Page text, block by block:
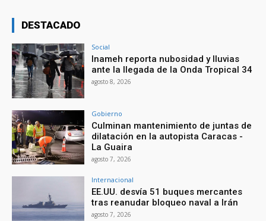
DESTACADO
Social
Inameh reporta nubosidad y lluvias
ante la llegada de la Onda Tropical 34
agosto 8, 2026
Gobierno
Culminan mantenimiento de juntas de
dilatación en la autopista Caracas -
La Guaira
agosto 7, 2026
Internacional
EE.UU. desvía 51 buques mercantes
tras reanudar bloqueo naval a Irán
agosto 7, 2026